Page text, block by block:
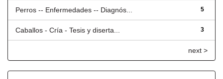
5
Perros -- Enfermedades -- Diagnós...
3
Caballos - Cría - Tesis y diserta...
next >